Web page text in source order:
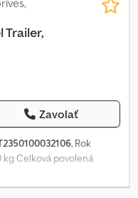
krajín WhatsApp pre
Trailer,
Zavolať
, Rok
kg Celková povolená
Odpočítateľná DPH
pneumatík: 100